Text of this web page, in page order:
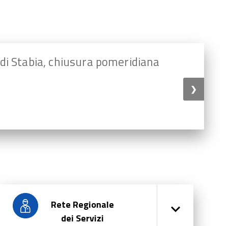
Stabia, chiusura pomeridiana
❯
Rete Regionale
dei Servizi